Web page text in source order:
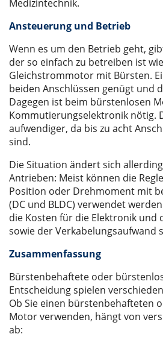
Medizintechnik.
Ansteuerung und Betrieb
Wenn es um den Betrieb geht,
der so einfach zu betreiben ist
Gleichstrommotor mit Bürsten.
beiden Anschlüssen genügt und
Dagegen ist beim bürstenlosen
Kommutierungselektronik nötig.
aufwendiger, da bis zu acht
sind.
Die Situation ändert sich
Antrieben: Meist können die
Position oder Drehmoment mit
(DC und BLDC) verwendet
die Kosten für die Elektronik und
sowie der Verkabelungsaufwand
Zusammenfassung
Bürstenbehaftete oder
Entscheidung spielen
Ob Sie einen bürstenbehafteten
Motor verwenden, hängt von
ab: